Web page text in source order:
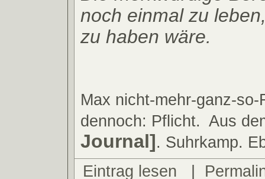
noch einmal zu
zu haben wäre.
Max nicht-mehr-ganz-
dennoch: Pflicht. Aus
Journal]. Suhrkamp.
Eintrag lesen
|